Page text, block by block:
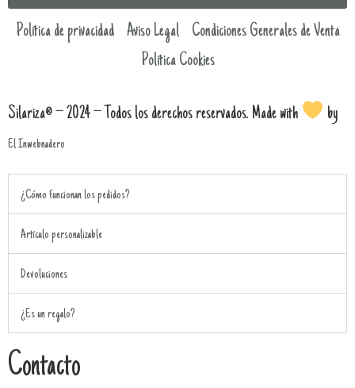
Política de privacidad Aviso Legal
Condiciones Generales de Venta
Política Cookies
Silariza® – 2024 – Todos los derechos reservados. Made with by
El Inwebnadero
¿Cómo funcionan los pedidos?
Artículo personalizable
Devoluciones
¿Es un regalo?
Contacto